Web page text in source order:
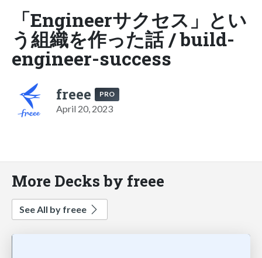
「Engineerサクセス」とい
う組織を作った話 / build-
engineer-success
freee PRO
April 20, 2023
More Decks by freee
See All by freee